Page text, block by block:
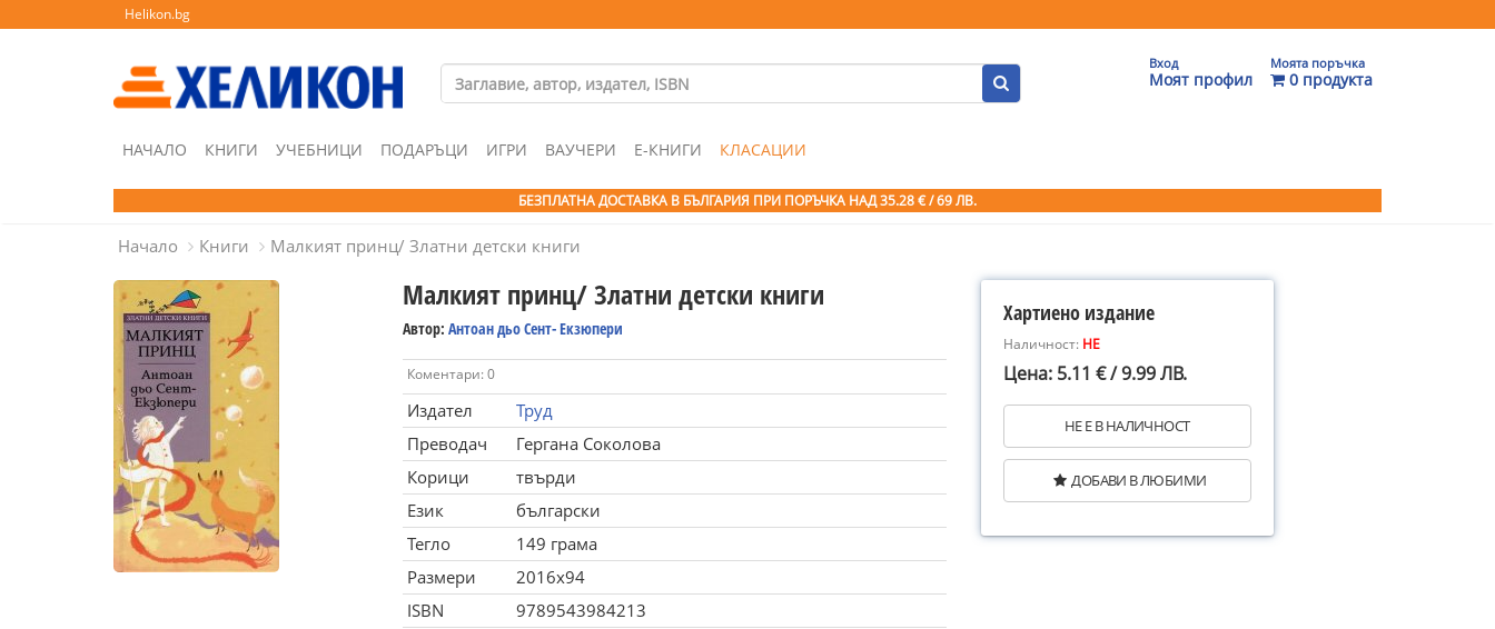
Helikon.bg
Вход
Моят профил
Моята поръчка
0 продукта
НАЧАЛО КНИГИ УЧЕБНИЦИ ПОДАРЪЦИ ИГРИ ВАУЧЕРИ Е-КНИГИ КЛАСАЦИИ
БЕЗПЛАТНА ДОСТАВКА В БЪЛГАРИЯ ПРИ ПОРЪЧКА НАД 35.28 € / 69 ЛВ.
Начало Книги Малкият принц/ Златни детски книги
Малкият принц/ Златни детски книги
Автор: Антоан дьо Сент- Екзюпери
Коментари: 0
Издател
Труд
Преводач
Гергана Соколова
Корици
твърди
Език
български
Тегло
149 грама
Размери
2016x94
ISBN
9789543984213
Хартиено издание
Наличност: НЕ
Цена: 5.11 € / 9.99 ЛВ.
НЕ Е В НАЛИЧНОСТ
ДОБАВИ В ЛЮБИМИ